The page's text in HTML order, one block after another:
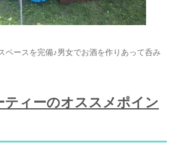
ペースを完備♪男女でお酒を作りあって呑み
ティーのオススメポイン